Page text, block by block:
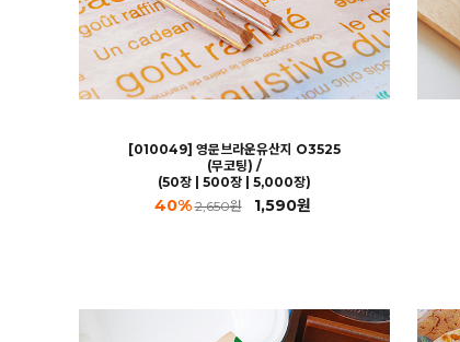
[010049] 영문브라운유산지 O3525
(무코팅) /
(50장 | 500장 | 5,000장)
40% 2,650원 1,590원